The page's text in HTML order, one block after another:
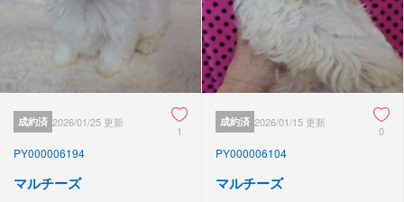
成約済 2026/01/25 更新
1
PY000006194
マルチーズ
成約済 2026/01/15 更新
0
PY000006104
マルチーズ